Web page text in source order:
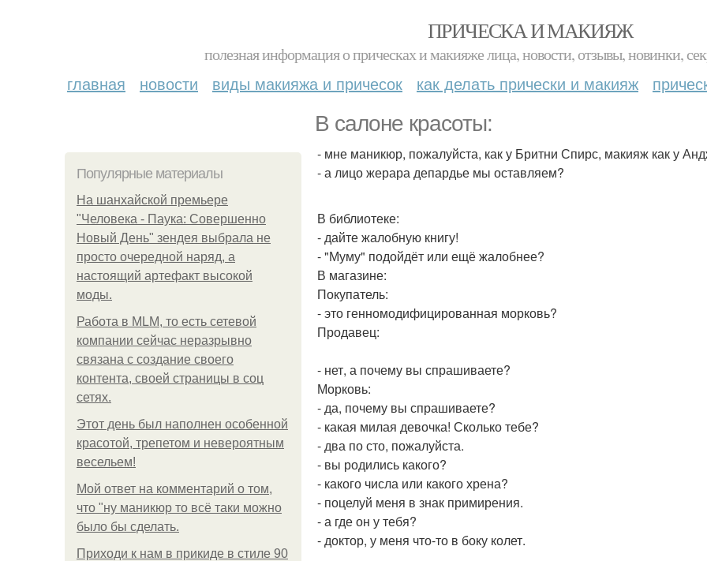
ПРИЧЕСКА И МАКИЯЖ
полезная информация о прическах и макияже лица, новости, отзывы, новинки,
главная новости виды макияжа и причесок как делать прически и макияж
В салоне красоты:
Популярные материалы
На шанхайской премьере
"Человека - Паука: Совершенно
Новый День" зендея выбрала не
просто очередной наряд, а
настоящий артефакт высокой
моды.
Работа в MLM, то есть сетевой
компании сейчас неразрывно
связана с создание своего
контента, своей страницы в соц
сетях.
Этот день был наполнен особенной
красотой, трепетом и невероятным
весельем!
Мой ответ на комментарий о том,
что "ну маникюр то всё таки можно
было бы сделать.
Приходи к нам в прикиде в стиле 90
- мне маникюр, пожалуйста, как у Бритни Спирс, макияж как у
- а лицо жерара депардье мы оставляем?
В библиотеке:
- дайте жалобную книгу!
- "Муму" подойдёт или ещё жалобнее?
В магазине:
Покупатель:
- это генномодифицированная морковь?
Продавец:
- нет, а почему вы спрашиваете?
Морковь:
- да, почему вы спрашиваете?
- какая милая девочка! Сколько тебе?
- два по сто, пожалуйста.
- вы родились какого?
- какого числа или какого хрена?
- поцелуй меня в знак примирения.
- а где он у тебя?
- доктор, у меня что-то в боку колет.